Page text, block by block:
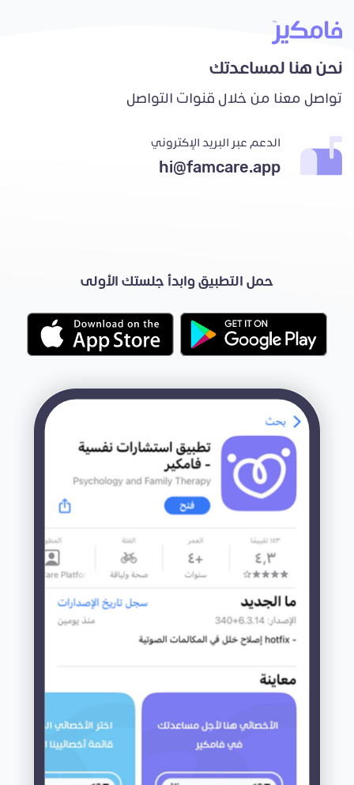
نحن هنا لمساعدتك
تواصل معنا من خلال قنوات التواصل
الدعم عبر البريد الإكتروني
hi@famcare.app
حمل التطبيق وابدأ جلستك الأولى